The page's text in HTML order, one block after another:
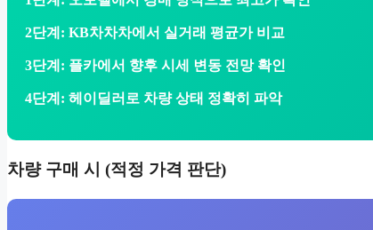
2단계: KB차차차에서 실거래 평균가 비교
3단계: 플카에서 향후 시세 변동 전망 확인
4단계: 헤이딜러로 차량 상태 정확히 파악
차량 구매 시 (적정 가격 판단)